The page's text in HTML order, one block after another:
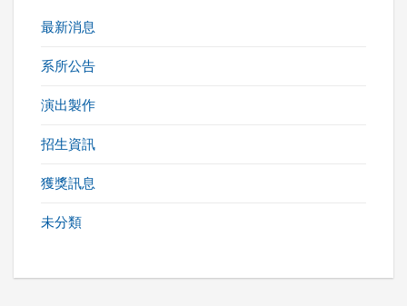
最新消息
系所公告
演出製作
招生資訊
獲獎訊息
未分類